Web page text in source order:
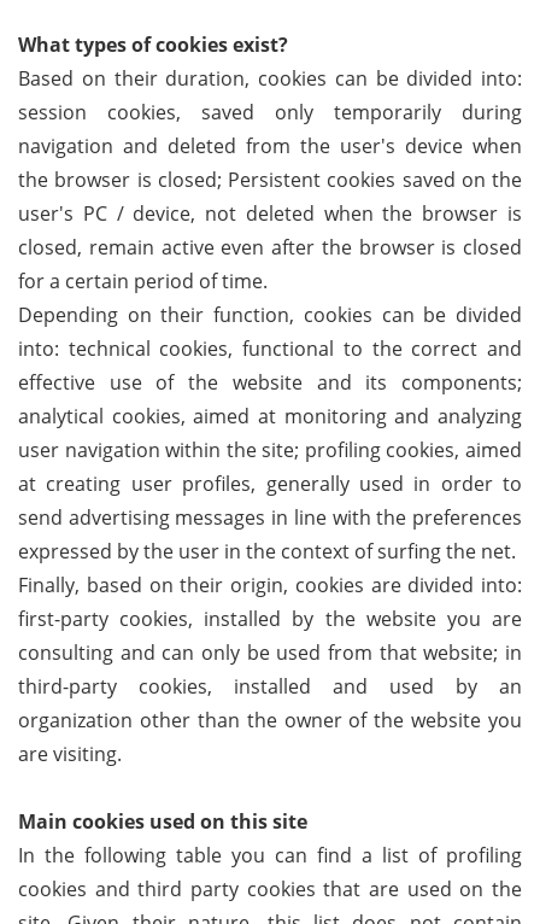
What types of cookies exist?
Based on their duration, cookies can be divided into:
session cookies, saved only temporarily during
navigation and deleted from the user's device when
the browser is closed; Persistent cookies saved on the
user's PC / device, not deleted when the browser is
closed, remain active even after the browser is closed
for a certain period of time.
Depending on their function, cookies can be divided
into: technical cookies, functional to the correct and
effective use of the website and its components;
analytical cookies, aimed at monitoring and analyzing
user navigation within the site; profiling cookies, aimed
at creating user profiles, generally used in order to
send advertising messages in line with the preferences
expressed by the user in the context of surfing the net.
Finally, based on their origin, cookies are divided into:
first-party cookies, installed by the website you are
consulting and can only be used from that website; in
third-party cookies, installed and used by an
organization other than the owner of the website you
are visiting.
Main cookies used on this site
In the following table you can find a list of profiling
cookies and third party cookies that are used on the